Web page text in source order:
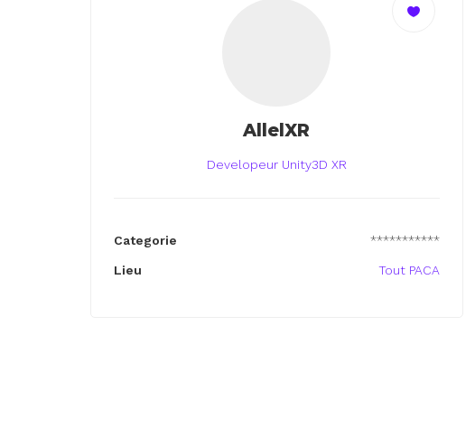
AllelXR
Developeur Unity3D XR
Categorie ***********
Lieu Tout PACA